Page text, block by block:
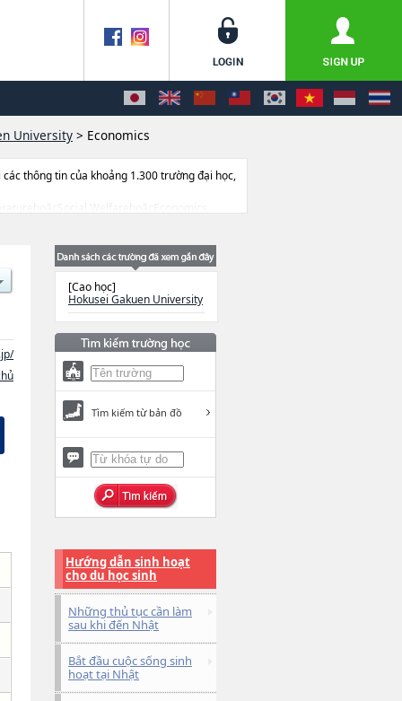
University > Economics
các thông tin của khoảng 1.300 trường đại học,
[Cao học]
Hokusei Gakuen University
Tìm kiếm từ bản đồ
Hướng dẫn sinh hoạt
cho du học sinh
Những thủ tục cần làm
sau khi đến Nhật
Bắt đầu cuộc sống sinh
hoạt tại Nhật